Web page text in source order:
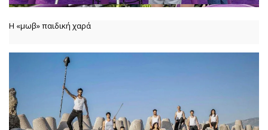
Η «μωβ» παιδική χαρά